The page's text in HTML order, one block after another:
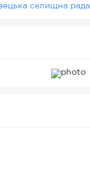
час неселищна